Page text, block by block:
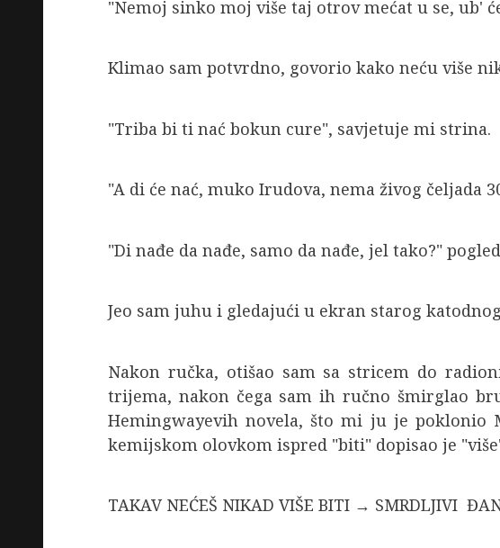
"Nemoj sinko moj više taj otrov mećat u se, ub'
Klimao sam potvrdno, govorio kako neću više
"Triba bi ti nać bokun cure", savjetuje mi strina.
"A di će nać, muko Irudova, nema živog čeljada
"Di nađe da nađe, samo da nađe, jel tako?"
Jeo sam juhu i gledajući u ekran starog
Nakon ručka, otišao sam sa stricem do
trijema, nakon čega sam ih ručno šmirglao
Hemingwayevih novela, što mi ju je poklonio
kemijskom olovkom ispred "biti" dopisao je
TAKAV NEĆEŠ NIKAD VIŠE BITI → SMRDLJIVI